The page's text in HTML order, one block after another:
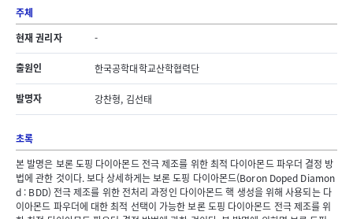
주체
현재 권리자
-
출원인 한국공학대학교산학협력단
발명자 강찬형, 김선태
초록
본 발명은 보론 도핑 다이아몬드 전극 제조를 위한 최적 다이아몬드 파우더 결정 방
법에 관한 것이다. 보다 상세하게는 보론 도핑 다이아몬드(Boron Doped Diamon
d : BDD) 전극 제조를 위한 전처리 과정인 다이아몬드 핵 생성을 위해 사용되는 다
이아몬드 파우더에 대한 최적 선택이 가능한 보론 도핑 다이아몬드 전극 제조를 위